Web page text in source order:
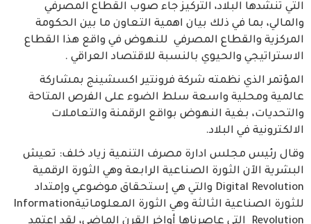
التي تنشدها البلاد، التركيز جاء صوب القطاع المصرفي
والمالي، بما في ذلك بيان اهمية التعاون ما بين الحكومة
المركزية والقطاع المصرفي للنهوض في واقع هذا القطاع
الاستراتيجي والحيوي بالنسبة للاقتصاد العراقي .
المؤتمر الذي نظمته شركة فرونتير اكسشينج بمشاركة
عالمية ومحلية واسعة سلط الضوء على الفرص المتاحة
والتحديات، بغية النهوض بواقع الرقمنة والتعاملات
الالكترونية في البلاد.
وقال رئيس مجلس ادارة مصرف التنمية زياد خلف: تعيش
البشرية الآن الثورة الصناعية الرابعة وهي الثورة الرقمية
Digital Revolution والتي هي إستحقاق موضوعي وإمتداد
للثورة الصناعية الثالثة وهي الثورة المعلوماتيةInformation
Revolution التي عاصرناها أواخر القرن الماضي، لقد إعتمد